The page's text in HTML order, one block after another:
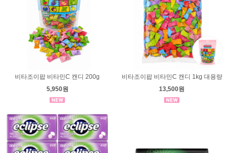
비타조이팝 비타민C 캔디 200g
5,950원
비타조이팝 비타민C 캔디 1kg 대용량
13,500원